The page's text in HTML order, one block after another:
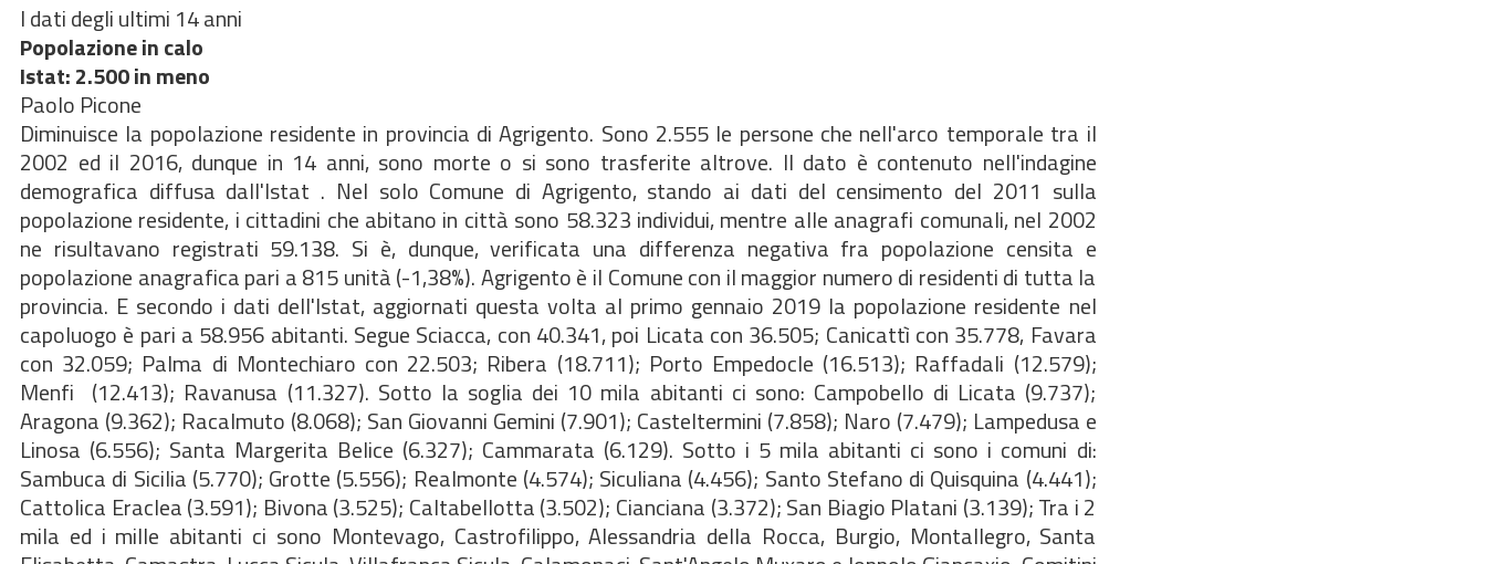
I dati degli ultimi 14 anni
Popolazione in calo
Istat: 2.500 in meno
Paolo Picone
Diminuisce la popolazione residente in provincia di Agrigento. Sono 2.555 le persone che nell'arco temporale tra il
2002 ed il 2016, dunque in 14 anni, sono morte o si sono trasferite altrove. Il dato è contenuto nell'indagine
demografica diffusa dall'Istat . Nel solo Comune di Agrigento, stando ai dati del censimento del 2011 sulla
popolazione residente, i cittadini che abitano in città sono 58.323 individui, mentre alle anagrafi comunali, nel 2002
ne risultavano registrati 59.138. Si è, dunque, verificata una differenza negativa fra popolazione censita e
popolazione anagrafica pari a 815 unità (-1,38%). Agrigento è il Comune con il maggior numero di residenti di tutta la
provincia. E secondo i dati dell'Istat, aggiornati questa volta al primo gennaio 2019 la popolazione residente nel
capoluogo è pari a 58.956 abitanti. Segue Sciacca, con 40.341, poi Licata con 36.505; Canicattì con 35.778, Favara
con 32.059; Palma di Montechiaro con 22.503; Ribera (18.711); Porto Empedocle (16.513); Raffadali (12.579);
Menfi (12.413); Ravanusa (11.327). Sotto la soglia dei 10 mila abitanti ci sono: Campobello di Licata (9.737);
Aragona (9.362); Racalmuto (8.068); San Giovanni Gemini (7.901); Casteltermini (7.858); Naro (7.479); Lampedusa e
Linosa (6.556); Santa Margerita Belice (6.327); Cammarata (6.129). Sotto i 5 mila abitanti ci sono i comuni di:
Sambuca di Sicilia (5.770); Grotte (5.556); Realmonte (4.574); Siculiana (4.456); Santo Stefano di Quisquina (4.441);
Cattolica Eraclea (3.591); Bivona (3.525); Caltabellotta (3.502); Cianciana (3.372); San Biagio Platani (3.139); Tra i 2
mila ed i mille abitanti ci sono Montevago, Castrofilippo, Alessandria della Rocca, Burgio, Montallegro, Santa